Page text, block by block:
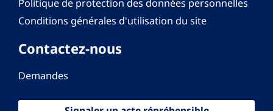
Politique de protection des données personnelles
Conditions générales d'utilisation du site
Contactez-nous
Demandes